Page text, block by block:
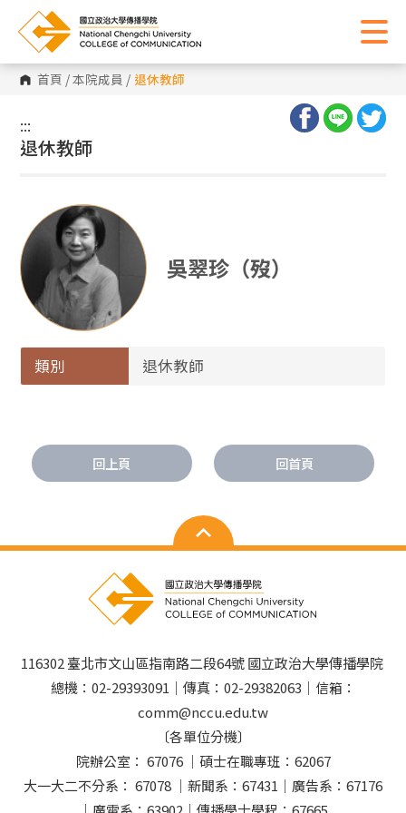
首頁 /本院成員 / 退休教師
:::
:::
退休教師
吳翠珍（歿）
類別 退休教師
回上頁 回首頁
116302 臺北市文山區指南路二段64號 國立政治大學傳播學院
總機：02-29393091｜傳真：02-29382063｜信箱：
comm@nccu.edu.tw
〔各單位分機〕
院辦公室： 67076 ｜碩士在職專班：62067
大一大二不分系： 67078 ｜新聞系：67431｜廣告系：67176